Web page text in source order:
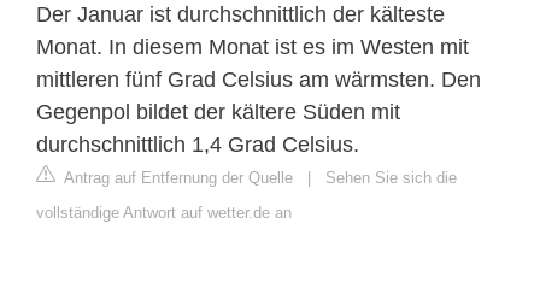
Der Januar ist durchschnittlich der kälteste
Monat. In diesem Monat ist es im Westen mit
mittleren fünf Grad Celsius am wärmsten. Den
Gegenpol bildet der kältere Süden mit
durchschnittlich 1,4 Grad Celsius.
Antrag auf Entfernung der Quelle | Sehen Sie sich die
vollständige Antwort auf wetter.de an